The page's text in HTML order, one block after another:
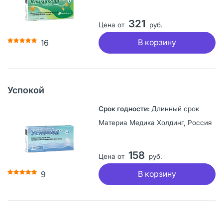
16
Цена от 321 руб.
В корзину
Успокой
9
Длинный срок
Материа Медика Холдинг, Россия
Цена от 158 руб.
В корзину